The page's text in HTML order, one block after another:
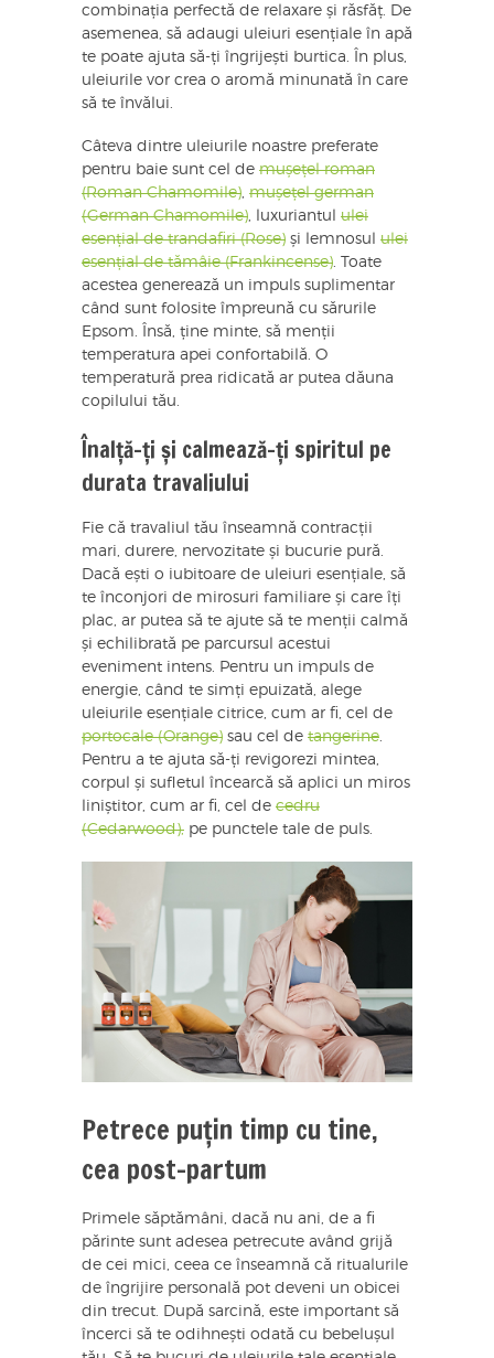
combinația perfectă de relaxare și răsfăț. De
asemenea, să adaugi uleiuri esențiale în apă
te poate ajuta să-ți îngrijești burtica. În plus,
uleiurile vor crea o aromă minunată în care
să te învălui.
Câteva dintre uleiurile noastre preferate
pentru baie sunt cel de mușețel roman
(Roman Chamomile), mușețel german
(German Chamomile), luxuriantul ulei
esențial de trandafiri (Rose) și lemnosul ulei
esențial de tămâie (Frankincense). Toate
acestea generează un impuls suplimentar
când sunt folosite împreună cu sărurile
Epsom. Însă, ține minte, să menții
temperatura apei confortabilă. O
temperatură prea ridicată ar putea dăuna
copilului tău.
Înalță-ți și calmează-ți spiritul pe
durata travaliului
Fie că travaliul tău înseamnă contracții
mari, durere, nervozitate și bucurie pură.
Dacă ești o iubitoare de uleiuri esențiale, să
te înconjori de mirosuri familiare și care îți
plac, ar putea să te ajute să te menții calmă
și echilibrată pe parcursul acestui
eveniment intens. Pentru un impuls de
energie, când te simți epuizată, alege
uleiurile esențiale citrice, cum ar fi, cel de
portocale (Orange) sau cel de tangerine.
Pentru a te ajuta să-ți revigorezi mintea,
corpul și sufletul încearcă să aplici un miros
liniștitor, cum ar fi, cel de cedru
(Cedarwood), pe punctele tale de puls.
Petrece puțin timp cu tine,
cea post-partum
Primele săptămâni, dacă nu ani, de a fi
părinte sunt adesea petrecute având grijă
de cei mici, ceea ce înseamnă că ritualurile
de îngrijire personală pot deveni un obicei
din trecut. După sarcină, este important să
încerci să te odihnești odată cu bebelușul